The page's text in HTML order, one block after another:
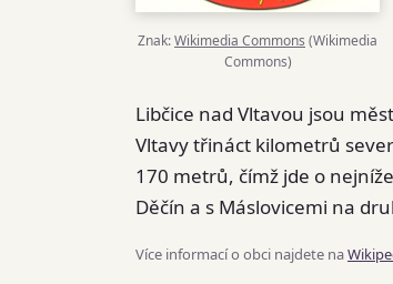
Znak:Wikimedia Commons (Wikimedia
Commons)
Libčice nad Vltavou jsou
Vltavy třináct kilometrů
170 metrů, čímž jde o
Děčín a s Máslovicemi na
Více informací o obci najdete na